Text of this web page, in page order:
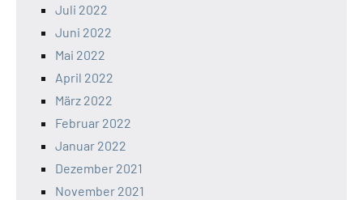
Juli 2022
Juni 2022
Mai 2022
April 2022
März 2022
Februar 2022
Januar 2022
Dezember 2021
November 2021